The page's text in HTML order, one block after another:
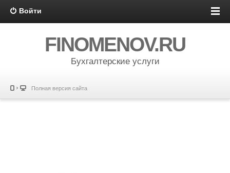
Войти
FINOMENOV.RU
Бухгалтерские услуги
Полная версия сайта